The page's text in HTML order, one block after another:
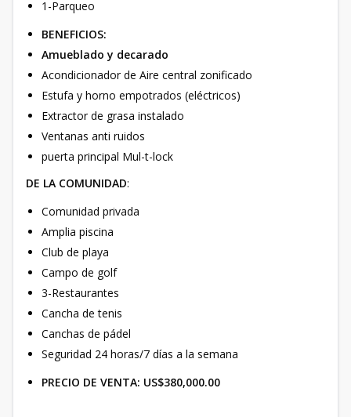
1-Parqueo
BENEFICIOS:
Amueblado y decarado
Acondicionador de Aire central zonificado
Estufa y horno empotrados (eléctricos)
Extractor de grasa instalado
Ventanas anti ruidos
puerta principal Mul-t-lock
DE LA COMUNIDAD:
Comunidad privada
Amplia piscina
Club de playa
Campo de golf
3-Restaurantes
Cancha de tenis
Canchas de pádel
Seguridad 24 horas/7 días a la semana
PRECIO DE VENTA: US$380,000.00